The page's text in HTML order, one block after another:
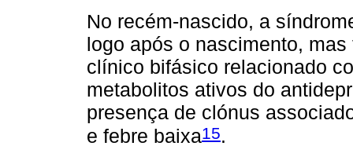
No recém-nascido, a
logo após o nascimento,
clínico bifásico relacionado
metabolitos ativos do
presença de clónus
e febre baixa15.